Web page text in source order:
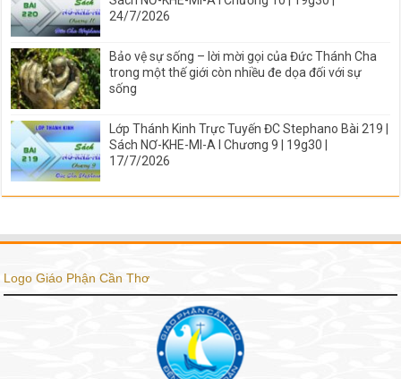
24/7/2026
Bảo vệ sự sống – lời mời gọi của Đức Thánh Cha
trong một thế giới còn nhiều đe dọa đối với sự
sống
Lớp Thánh Kinh Trực Tuyến ĐC Stephano Bài 219 |
Sách NƠ-KHE-MI-A I Chương 9 | 19g30 |
17/7/2026
Logo Giáo Phận Cần Thơ